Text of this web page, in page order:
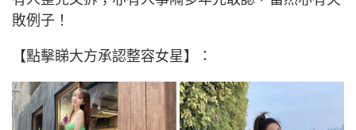
敗例子！
【點擊睇大方承認整容女星】：